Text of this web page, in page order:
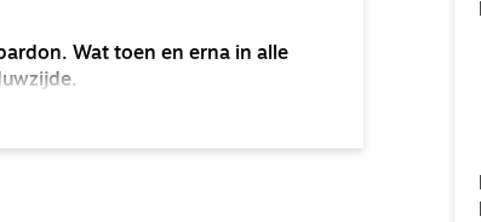
Wat toen en erna in alle